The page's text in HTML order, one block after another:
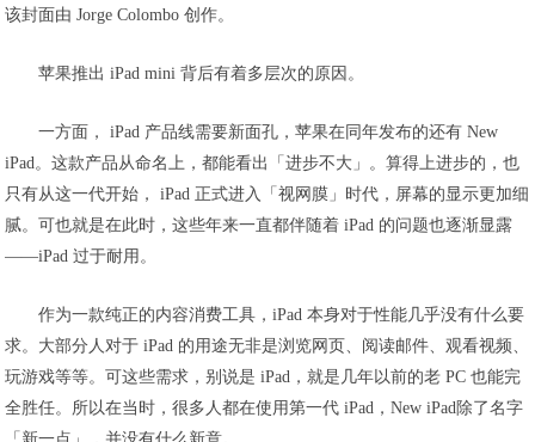
该封面由 Jorge Colombo 创作。
苹果推出 iPad mini 背后有着多层次的原因。
一方面， iPad 产品线需要新面孔，苹果在同年发布的还有 New
iPad。这款产品从命名上，都能看出「进步不大」。算得上进步的，也
只有从这一代开始， iPad 正式进入「视网膜」时代，屏幕的显示更加细
腻。可也就是在此时，这些年来一直都伴随着 iPad 的问题也逐渐显露
——iPad 过于耐用。
作为一款纯正的内容消费工具，iPad 本身对于性能几乎没有什么要
求。大部分人对于 iPad 的用途无非是浏览网页、阅读邮件、观看视频、
玩游戏等等。可这些需求，别说是 iPad，就是几年以前的老 PC 也能完
全胜任。所以在当时，很多人都在使用第一代 iPad，New iPad除了名字